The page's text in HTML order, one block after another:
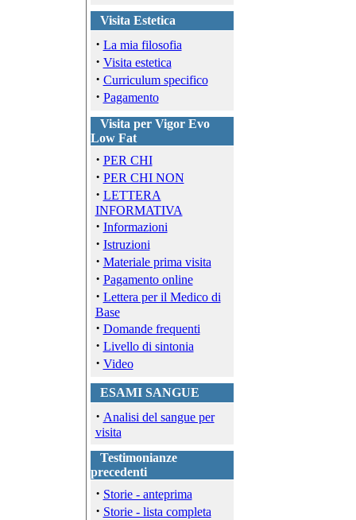
Visita Estetica
· La mia filosofia
· Visita estetica
· Curriculum specifico
· Pagamento
Visita per Vigor Evo
Low Fat
· PER CHI
· PER CHI NON
· LETTERA
INFORMATIVA
· Informazioni
· Istruzioni
· Materiale prima visita
· Pagamento online
· Lettera per il Medico di
Base
· Domande frequenti
· Livello di sintonia
· Video
ESAMI SANGUE
· Analisi del sangue per
visita
Testimonianze
precedenti
· Storie - anteprima
· Storie - lista completa